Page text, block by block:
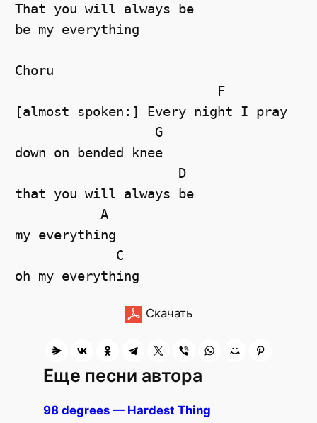
That you will always be
be my everything
Choru
                          F
[almost spoken:] Every night I pray
                  G
down on bended knee
                     D
that you will always be
           A
my everything
             C
Скачать
Еще песни автора
98 degrees — Hardest Thing